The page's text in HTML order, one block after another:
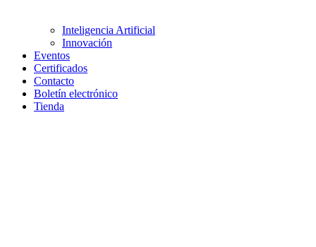
Inteligencia Artificial
Innovación
Eventos
Certificados
Contacto
Boletín electrónico
Tienda